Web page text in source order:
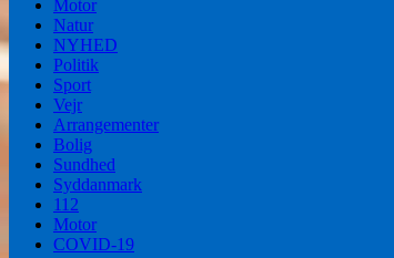
Motor
Natur
NYHED
Politik
Sport
Vejr
Arrangementer
Bolig
Sundhed
Syddanmark
112
Motor
COVID-19